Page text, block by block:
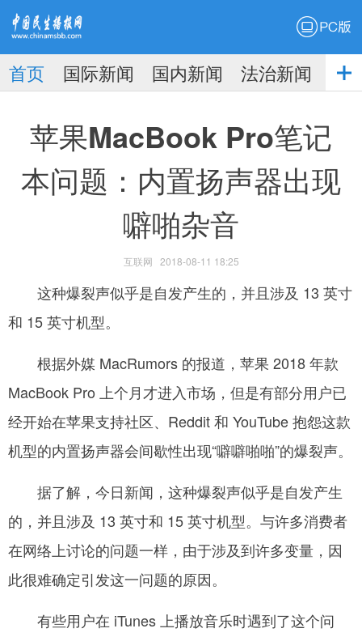
播
网
首页 国际新闻 国内新闻 法治新闻
社
苹果MacBook Pro笔记
本问题：内置扬声器出现
噼啪杂音
互联网 2018-08-11 18:25
­ 这种爆裂声似乎是自发产生的，并且涉及 13 英寸
和 15 英寸机型。
­ 根据外媒 MacRumors 的报道，苹果 2018 年款
MacBook Pro 上个月才进入市场，但是有部分用户已
经开始在苹果支持社区、Reddit 和 YouTube 抱怨这款
机型的内置扬声器会间歇性出现“噼噼啪啪”的爆裂声。
­ 据了解，今日新闻，这种爆裂声似乎是自发产生
的，并且涉及 13 英寸和 15 英寸机型。与许多消费者
在网络上讨论的问题一样，由于涉及到许多变量，因
此很难确定引发这一问题的原因。
­ 有些用户在 iTunes 上播放音乐时遇到了这个问